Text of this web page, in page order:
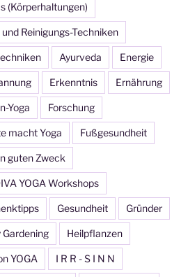
(Körperhaltungen)
Reinigungs-Techniken
Ayurveda Energie
Erkenntnis Ernährung
Yoga Forschung
macht Yoga Fußgesundheit
guten Zweck
YOGA Workshops
Gesundheit Gründer
Gardening Heilpflanzen
YOGA I R R - S I N N